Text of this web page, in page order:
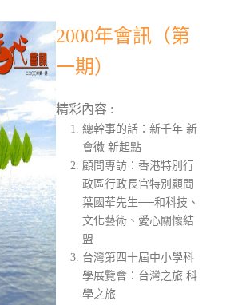
2000年會訊（第
一期）
精彩內容 :
總幹事的話：新千年 新
會徽 新起點
顧問專訪：香港特別行
政區行政長官特別顧問
葉國華先生──和科技、
文化藝術、愛心關懷結
盟
台灣第四十屆中小學科
學展覽會：台灣之旅 科
學之旅